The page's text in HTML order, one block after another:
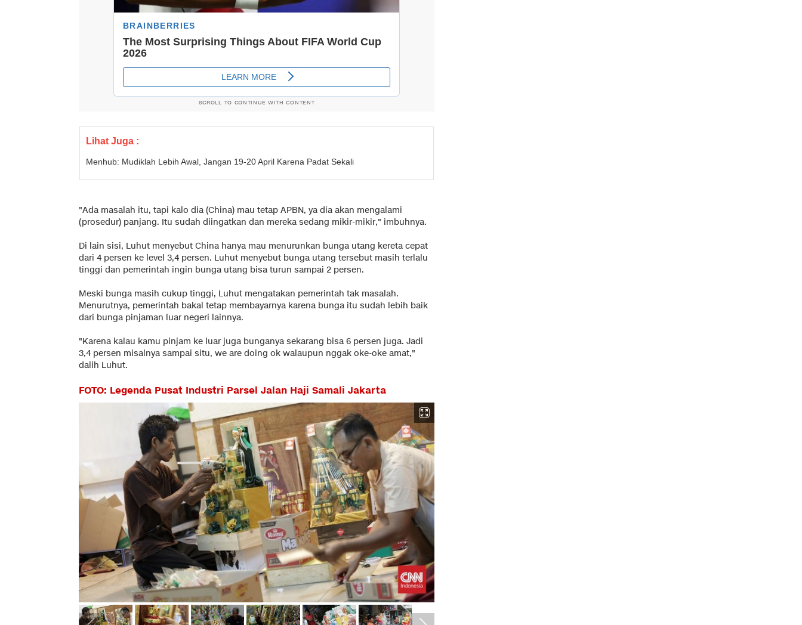
SCROLL TO CONTINUE WITH CONTENT
Lihat Juga :
Menhub: Mudiklah Lebih Awal, Jangan 19-20 April Karena Padat Sekali
"Ada masalah itu, tapi kalo dia (China) mau tetap APBN, ya dia akan mengalami
(prosedur) panjang. Itu sudah diingatkan dan mereka sedang mikir-mikir," imbuhnya.
Di lain sisi, Luhut menyebut China hanya mau menurunkan bunga utang kereta cepat
dari 4 persen ke level 3,4 persen. Luhut menyebut bunga utang tersebut masih terlalu
tinggi dan pemerintah ingin bunga utang bisa turun sampai 2 persen.
Meski bunga masih cukup tinggi, Luhut mengatakan pemerintah tak masalah.
Menurutnya, pemerintah bakal tetap membayarnya karena bunga itu sudah lebih baik
dari bunga pinjaman luar negeri lainnya.
"Karena kalau kamu pinjam ke luar juga bunganya sekarang bisa 6 persen juga. Jadi
3,4 persen misalnya sampai situ, we are doing ok walaupun nggak oke-oke amat,"
dalih Luhut.
FOTO: Legenda Pusat Industri Parsel Jalan Haji Samali Jakarta